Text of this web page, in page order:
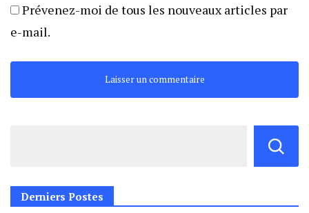
Prévenez-moi de tous les nouveaux articles par
e-mail.
Derniers Postes